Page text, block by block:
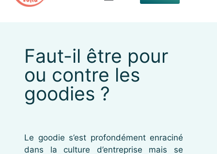
Faut-il être pour
ou contre les
goodies ?
Le goodie s’est profondément enraciné
dans la culture d’entreprise mais se